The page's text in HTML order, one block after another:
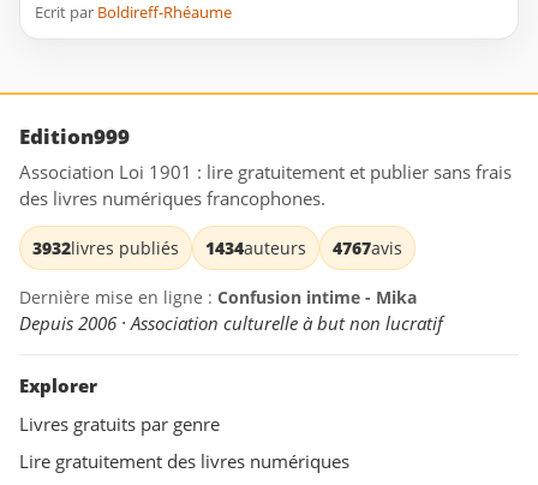
Ecrit par Boldireff-Rhéaume
Edition999
Association Loi 1901 : lire gratuitement et publier sans frais
des livres numériques francophones.
3932livres publiés 1434auteurs 4767avis
Dernière mise en ligne : Confusion intime - Mika
Depuis 2006 · Association culturelle à but non lucratif
Explorer
Livres gratuits par genre
Lire gratuitement des livres numériques